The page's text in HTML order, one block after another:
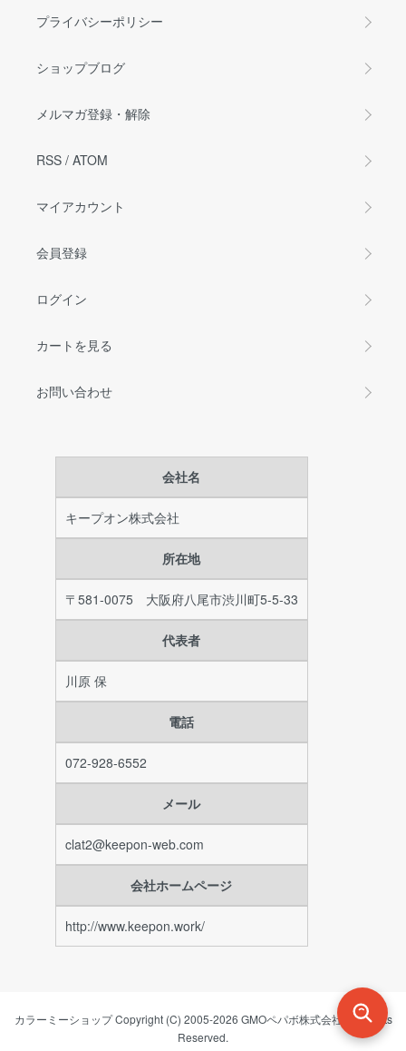
プライバシーポリシー
ショップブログ
メルマガ登録・解除
RSS / ATOM
マイアカウント
会員登録
ログイン
カートを見る
お問い合わせ
会社名
キープオン株式会社
所在地
〒581-0075 大阪府八尾市渋川町5-5-33
代表者
川原 保
電話
072-928-6552
メール
clat2@keepon-web.com
会社ホームページ
http://www.keepon.work/
カラーミーショップCopyright (C) 2005-2026 GMOペパボ株式会社
All Rights
Reserved.